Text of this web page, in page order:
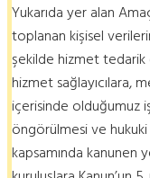
Yukarıda yer alan
toplanan kişisel
şekilde hizmet
hizmet sağlayıcılara,
içerisinde olduğumuz
öngörülmesi ve
kapsamında